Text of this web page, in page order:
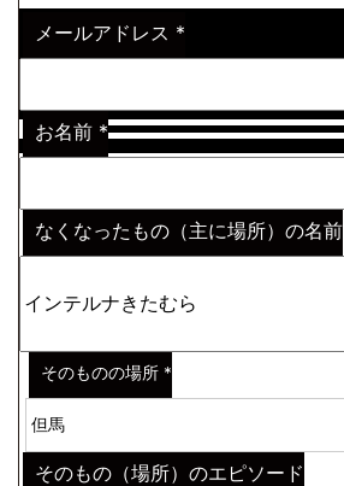
メールアドレス *
お名前 *
なくなったもの（主に場所）の名前
そのものの場所 *
そのもの（場所）のエピソード